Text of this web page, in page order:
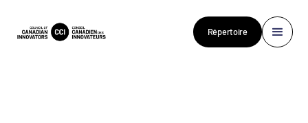
Répertoire